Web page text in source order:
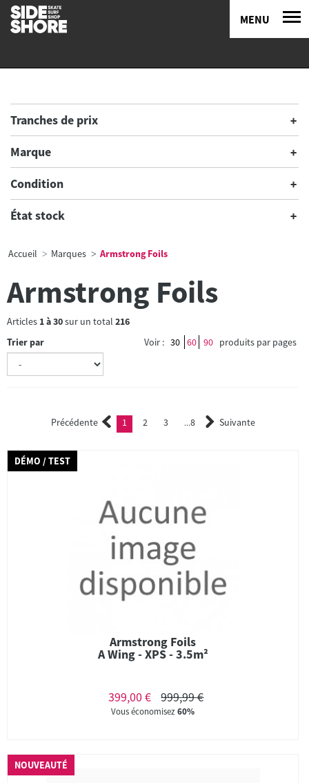
MENU
Tranches de prix
Marque
Condition
État stock
Accueil Marques Armstrong Foils
Armstrong Foils
Articles 1à30sur un total 216
Trier par
Voir : 30 60 90 produits par pages
Précédente 1 (current)
2 3 ...8 Suivante
DÉMO / TEST
Armstrong Foils
A Wing - XPS - 3.5m²
399,00 € 999,99 €
Vous économisez60%
NOUVEAUTÉ